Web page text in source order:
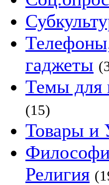
гаджеты
Темы для
(15)
Товары и
Религия